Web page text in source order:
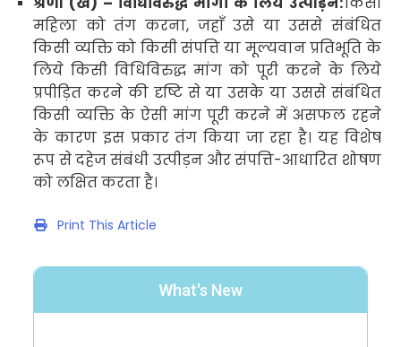
महिला को तंग करना, जहाँ उसे या उससे संबंधित
किसी व्यक्ति को किसी संपत्ति या मूल्यवान प्रतिभूति के
लिये किसी विधिविरुद्ध मांग को पूरी करने के लिये
प्रपीड़ित करने की दृष्टि से या उसके या उससे संबंधित
किसी व्यक्ति के ऐसी मांग पूरी करने में असफल रहने
के कारण इस प्रकार तंग किया जा रहा है। यह विशेष
रूप से दहेज संबंधी उत्पीड़न और संपत्ति-आधारित शोषण
को लक्षित करता है।
Print This Article
What's New